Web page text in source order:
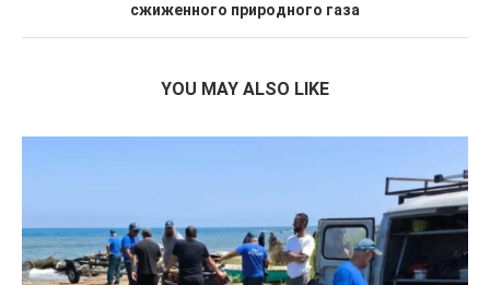
сжиженного природного газа
YOU MAY ALSO LIKE